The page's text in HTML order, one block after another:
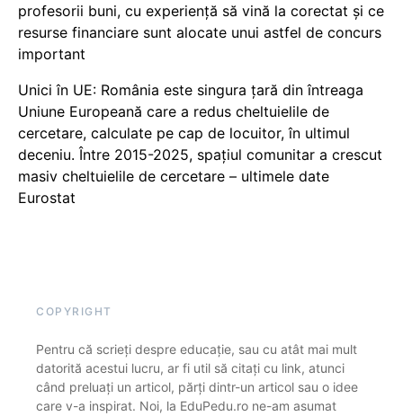
profesorii buni, cu experiență să vină la corectat și ce
resurse financiare sunt alocate unui astfel de concurs
important
Unici în UE: România este singura țară din întreaga
Uniune Europeană care a redus cheltuielile de
cercetare, calculate pe cap de locuitor, în ultimul
deceniu. Între 2015-2025, spațiul comunitar a crescut
masiv cheltuielile de cercetare – ultimele date
Eurostat
COPYRIGHT
Pentru că scrieți despre educație, sau cu atât mai mult
datorită acestui lucru, ar fi util să citați cu link, atunci
când preluați un articol, părți dintr-un articol sau o idee
care v-a inspirat. Noi, la EduPedu.ro ne-am asumat